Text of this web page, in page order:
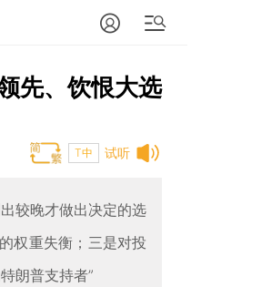
先、饮恨大选
试听
T中
较晚才做出决定的选
权重失衡；三是对投
朗普支持者”